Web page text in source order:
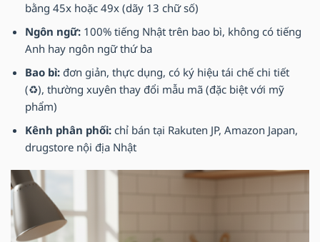
bằng 45x hoặc 49x (dãy 13 chữ số)
Ngôn ngữ:100% tiếng Nhật trên bao bì, không có tiếng
Anh hay ngôn ngữ thứ ba
Bao bì:đơn giản, thực dụng, có ký hiệu tái chế chi tiết
(♻️), thường xuyên thay đổi mẫu mã (đặc biệt với mỹ
phẩm)
Kênh phân phối:chỉ bán tại Rakuten JP, Amazon Japan,
drugstore nội địa Nhật